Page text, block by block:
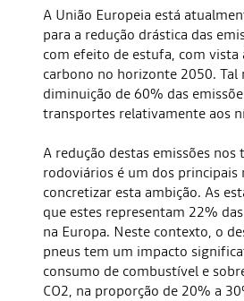
A União Europeia está
para a redução drástica das
com efeito de estufa, com vista
carbono no horizonte 2050. Tal
diminuição de 60% das
transportes relativamente aos
A redução destas emissões
rodoviários é um dos principais
concretizar esta ambição. As
que estes representam 22%
na Europa. Neste contexto, o
pneus tem um impacto
consumo de combustível e
CO2, na proporção de 20% a